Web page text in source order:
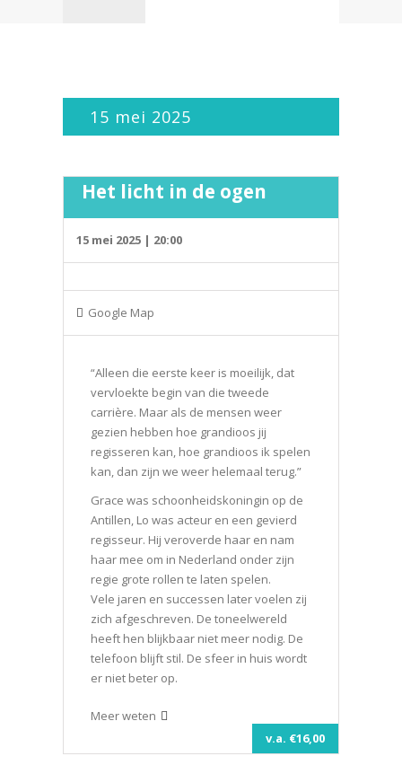
15 mei 2025
v.a. €16,00
Het licht in de ogen
15 mei 2025 | 20:00
Google Map
“Alleen die eerste keer is moeilijk, dat
vervloekte begin van die tweede
carrière. Maar als de mensen weer
gezien hebben hoe grandioos jij
regisseren kan, hoe grandioos ik spelen
kan, dan zijn we weer helemaal terug.”
Grace was schoonheidskoningin op de
Antillen, Lo was acteur en een gevierd
regisseur. Hij veroverde haar en nam
haar mee om in Nederland onder zijn
regie grote rollen te laten spelen.
Vele jaren en successen later voelen zij
zich afgeschreven. De toneelwereld
heeft hen blijkbaar niet meer nodig. De
telefoon blijft stil. De sfeer in huis wordt
er niet beter op.
Meer weten